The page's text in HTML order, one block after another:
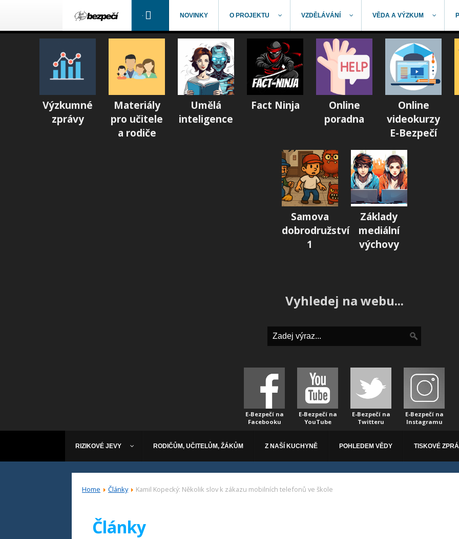
NOVINKY O PROJEKTU VZDĚLÁVÁNÍ VĚDA A VÝZKUM
Výzkumné
zprávy
Materiály
pro učitele
a rodiče
Umělá
inteligence
Fact Ninja
Online
poradna
Online
videokurzy
E-Bezpečí
Samova
dobrodružství
1
Základy
mediální
výchovy
Vyhledej na webu...
E-Bezpečí na
Facebooku
E-Bezpečí na
YouTube
E-Bezpečí na
Twitteru
E-Bezpečí na
Instagramu
RIZIKOVÉ JEVY RODIČŮM, UČITELŮM, ŽÁKŮM Z NAŠÍ KUCHYNĚ POHLEDEM VĚDY TISKOVÉ
Home Články Kamil Kopecký: Několik slov k zákazu mobilních telefonů ve škole
Články